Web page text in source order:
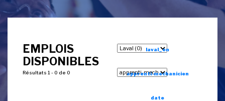
EMPLOIS
DISPONIBLES
Résultats 1 - 0 de 0
laval_en
apprenti-mechanicien
date